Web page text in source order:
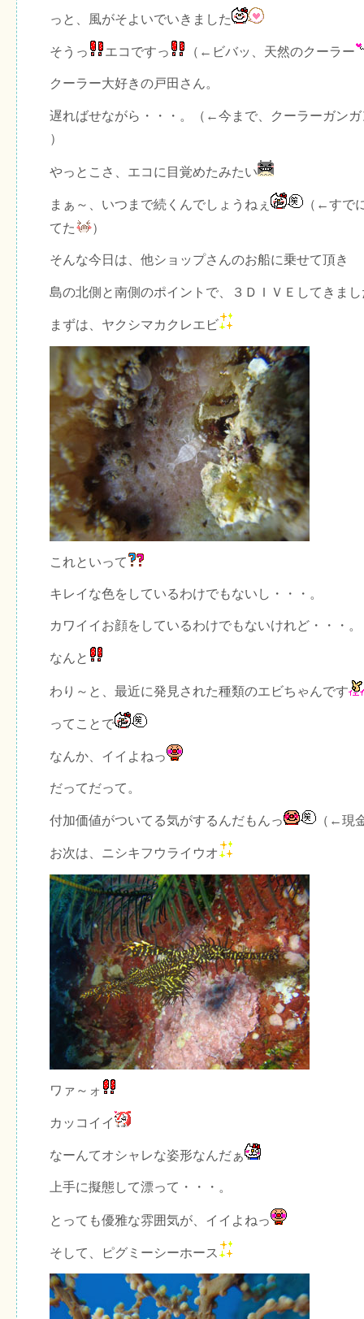
っと、風がそよいでいきました
そうっ エコですっ （←ビバッ、天然のクーラー
クーラー大好きの戸田さん。
遅ればせながら・・・。（←今まで、クーラーガン
）
やっとこさ、エコに目覚めたみたい
まぁ～、いつまで続くんでしょうねぇ
（←すで
てた
）
そんな今日は、他ショップさんのお船に乗せて頂き
島の北側と南側のポイントで、３ＤＩＶＥしてきま
まずは、ヤクシマカクレエビ
これといって
キレイな色をしているわけでもないし・・・。
カワイイお顔をしているわけでもないけれど・・・。
なんと
わり～と、最近に発見された種類のエビちゃんです
ってことで
なんか、イイよねっ
だってだって。
付加価値がついてる気がするんだもんっ （←現
お次は、ニシキフウライウオ
ワァ～ォ
カッコイイ
なーんてオシャレな姿形なんだぁ
上手に擬態して漂って・・・。
とっても優雅な雰囲気が、イイよねっ
そして、ピグミーシーホース